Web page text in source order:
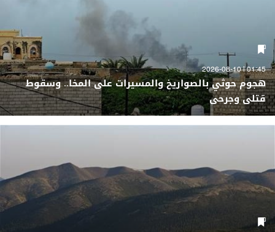
01:45 | 2026-08-10
هجوم حوثي بالصواريخ والمسيرات على المخا.. وسقوط
قتلى وجرحى